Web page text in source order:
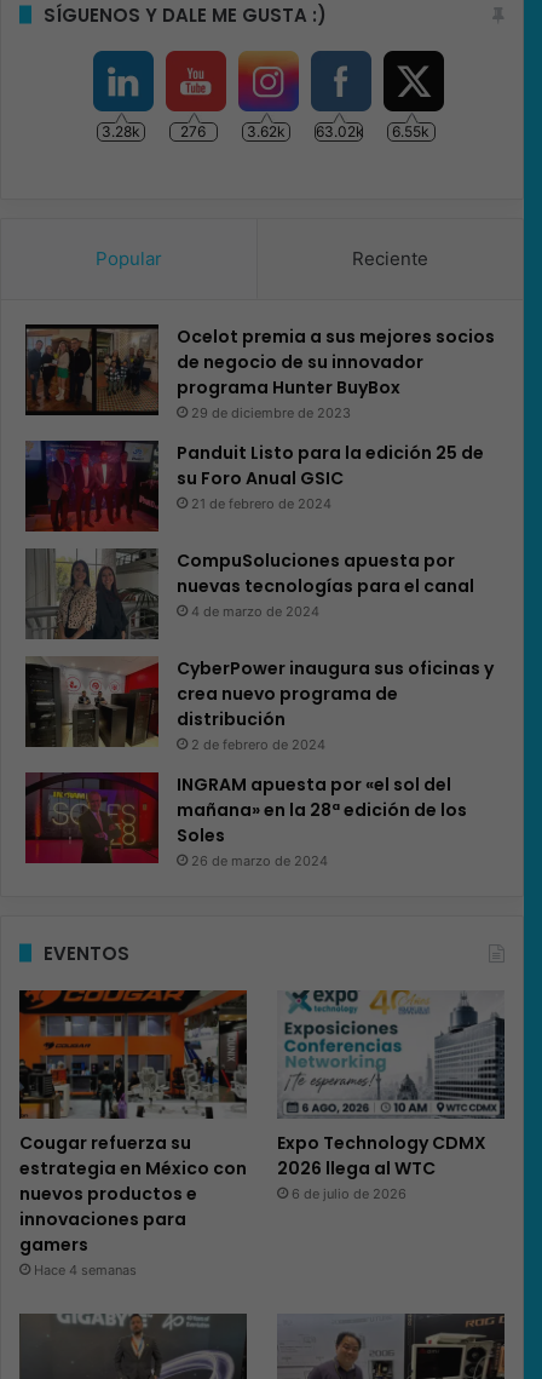
SÍGUENOS Y DALE ME GUSTA :)
3.28k 276 3.62k 63.02k 6.55k
Popular Reciente
Ocelot premia a sus mejores socios
de negocio de su innovador
programa Hunter BuyBox
29 de diciembre de 2023
Panduit Listo para la edición 25 de
su Foro Anual GSIC
21 de febrero de 2024
CompuSoluciones apuesta por
nuevas tecnologías para el canal
4 de marzo de 2024
CyberPower inaugura sus oficinas y
crea nuevo programa de
distribución
2 de febrero de 2024
INGRAM apuesta por «el sol del
mañana» en la 28ª edición de los
Soles
26 de marzo de 2024
EVENTOS
Cougar refuerza su
estrategia en México con
nuevos productos e
innovaciones para
gamers
Hace 4 semanas
Expo Technology CDMX
2026 llega al WTC
6 de julio de 2026